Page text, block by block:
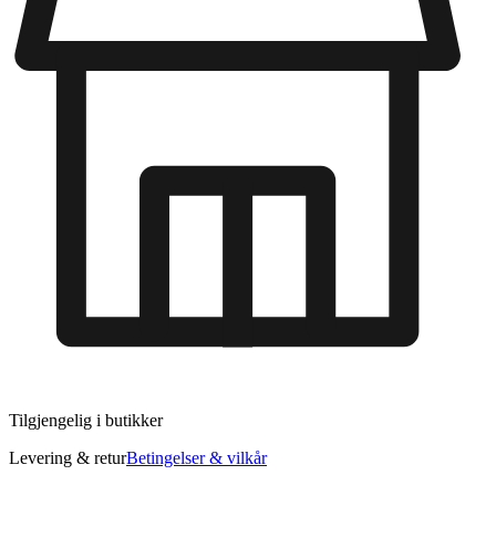
Tilgjengelig i butikker
Levering & returBetingelser & vilkår